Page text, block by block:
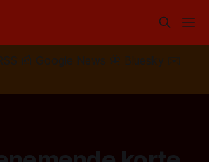
📰 Google News 🦋 Bluesky
✉️